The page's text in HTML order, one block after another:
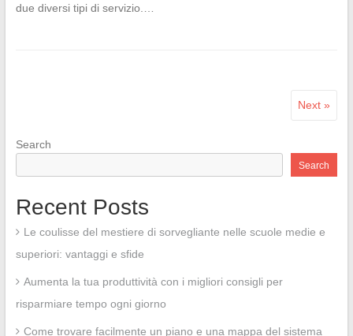
due diversi tipi di servizio.…
Next »
Search
Search
Recent Posts
Le coulisse del mestiere di sorvegliante nelle scuole medie e
superiori: vantaggi e sfide
Aumenta la tua produttività con i migliori consigli per
risparmiare tempo ogni giorno
Come trovare facilmente un piano e una mappa del sistema